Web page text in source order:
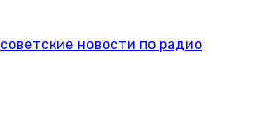
советские новости по радио